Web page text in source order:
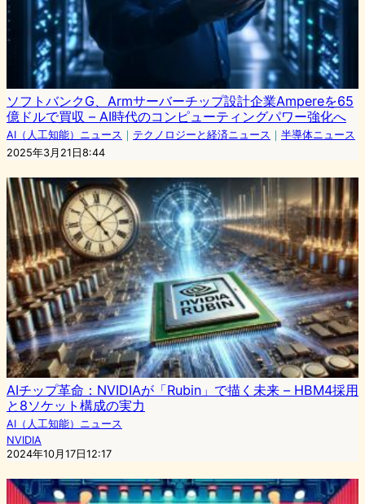
ソフトバンクG、Armサーバーチップ設計企業Ampereを65
億ドルで買収 – AI時代のコンピューティングパワー強化へ
AI（人工知能）ニュース ｜ テクノロジーと経済ニュース ｜ 半導体ニュース
2025年3月21日8:44
AIチップ革命：NVIDIAが「Rubin」で描く未来 – HBM4採用
と8ソケット構成の実力
AI（人工知能）ニュース
NVIDIA
2024年10月17日12:17